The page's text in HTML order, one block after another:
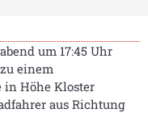
um 17:45 Uhr
einem
in Höhe Kloster
aus Richtung